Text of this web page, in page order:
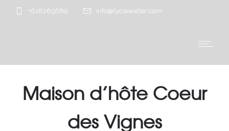
+618265689 info@lyciawalter.com
Maison d’hôte Coeur
des Vignes